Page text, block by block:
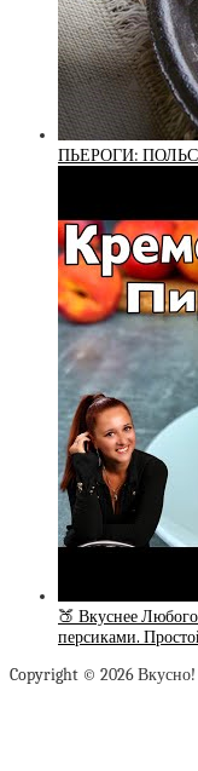
ПЬЕРОГИ:
🍑 Вкуснее
персиками.
Copyright © 2026 Вкусно!